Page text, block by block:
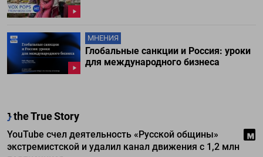
МНЕНИЯ
Глобальные санкции и Россия: уроки
для международного бизнеса